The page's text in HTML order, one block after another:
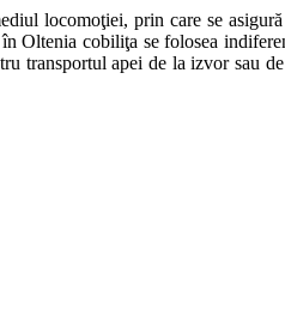
locomoţiei, prin care se
Oltenia cobiliţa se folosea
transportul apei de la izvor sau